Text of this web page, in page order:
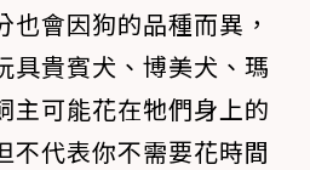
會因狗的品種而異，
具貴賓犬、博美犬、瑪
主可能花在牠們身上的
不代表你不需要花時間